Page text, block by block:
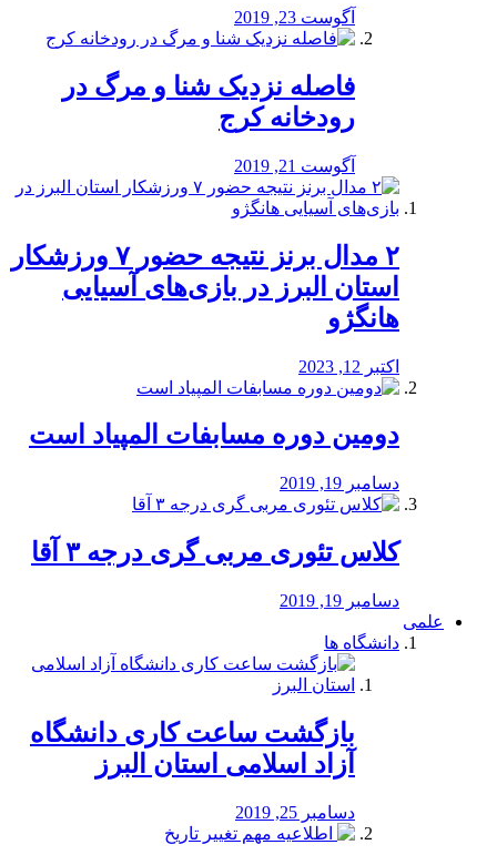
آگوست 23, 2019
️فاصله نزدیک شنا و مرگ در
رودخانه کرج
آگوست 21, 2019
۲ مدال برنز نتیجه حضور ۷ ورزشکار
استان البرز در بازی‌های آسیایی
هانگژو
اکتبر 12, 2023
دومین دوره مسابفات المپیاد است
دسامبر 19, 2019
کلاس تئوری مربی گری درجه ۳ آقا
دسامبر 19, 2019
علمی
دانشگاه ها
بازگشت ساعت کاری دانشگاه
آزاد اسلامی استان البرز
دسامبر 25, 2019